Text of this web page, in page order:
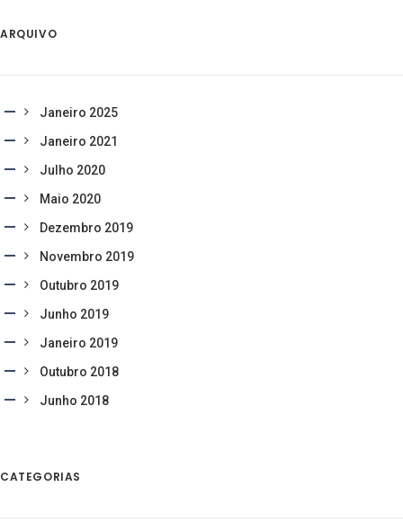
ARQUIVO
Janeiro 2025
Janeiro 2021
Julho 2020
Maio 2020
Dezembro 2019
Novembro 2019
Outubro 2019
Junho 2019
Janeiro 2019
Outubro 2018
Junho 2018
CATEGORIAS